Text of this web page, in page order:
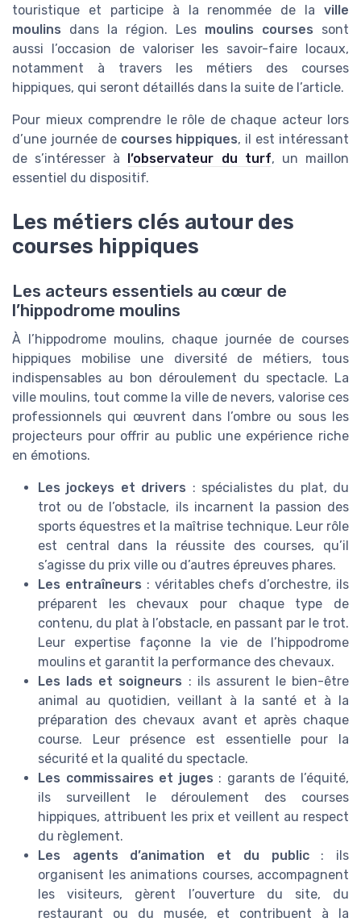
touristique et participe à la renommée de la ville
moulins dans la région. Les moulins courses sont
aussi l’occasion de valoriser les savoir-faire locaux,
notamment à travers les métiers des courses
hippiques, qui seront détaillés dans la suite de l’article.
Pour mieux comprendre le rôle de chaque acteur lors
d’une journée de courses hippiques, il est intéressant
de s’intéresser à
l’observateur du turf, un maillon
essentiel du dispositif.
Les métiers clés autour des
courses hippiques
Les acteurs essentiels au cœur de
l’hippodrome moulins
À l’hippodrome moulins, chaque journée de courses
hippiques mobilise une diversité de métiers, tous
indispensables au bon déroulement du spectacle. La
ville moulins, tout comme la ville de nevers, valorise ces
professionnels qui œuvrent dans l’ombre ou sous les
projecteurs pour offrir au public une expérience riche
en émotions.
Les jockeys et drivers : spécialistes du plat, du
trot ou de l’obstacle, ils incarnent la passion des
sports équestres et la maîtrise technique. Leur rôle
est central dans la réussite des courses, qu’il
s’agisse du prix ville ou d’autres épreuves phares.
Les entraîneurs : véritables chefs d’orchestre, ils
préparent les chevaux pour chaque type de
contenu, du plat à l’obstacle, en passant par le trot.
Leur expertise façonne la vie de l’hippodrome
moulins et garantit la performance des chevaux.
Les lads et soigneurs : ils assurent le bien-être
animal au quotidien, veillant à la santé et à la
préparation des chevaux avant et après chaque
course. Leur présence est essentielle pour la
sécurité et la qualité du spectacle.
Les commissaires et juges : garants de l’équité,
ils surveillent le déroulement des courses
hippiques, attribuent les prix et veillent au respect
du règlement.
Les agents d’animation et du public: ils
organisent les animations courses, accompagnent
les visiteurs, gèrent l’ouverture du site, du
restaurant ou du musée, et contribuent à la